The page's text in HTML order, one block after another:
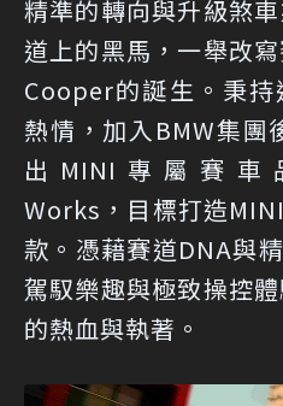
精準的轉向與升級煞
道上的黑馬，一舉改
Cooper的誕生。秉
熱情，加入BMW集
出MINI專屬賽車
Works，目標打造
款。憑藉賽道DNA與
駕馭樂趣與極致操控
的熱血與執著。